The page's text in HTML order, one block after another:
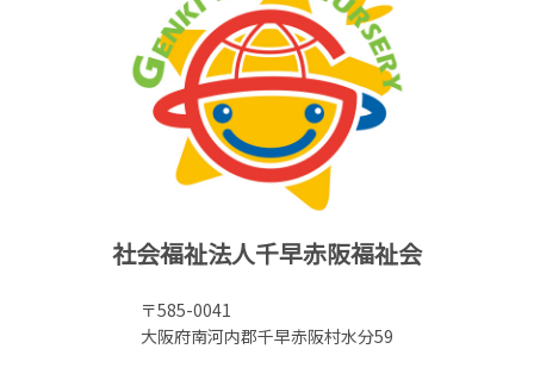
社会福祉法人千早赤阪福祉会
〒585-0041
大阪府南河内郡千早赤阪村水分59